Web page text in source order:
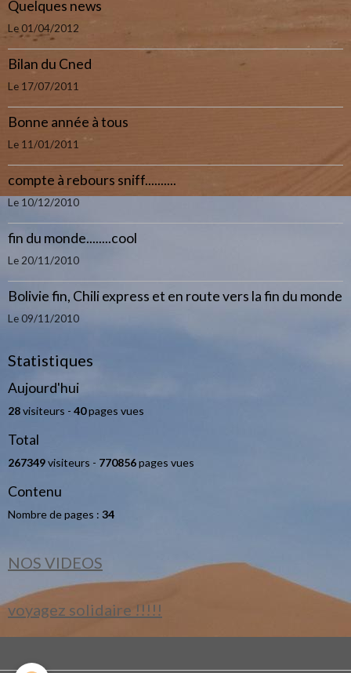
Quelques news
Le 01/04/2012
Bilan du Cned
Le 17/07/2011
Bonne année à tous
Le 11/01/2011
compte à rebours sniff..........
Le 10/12/2010
fin du monde........cool
Le 20/11/2010
Bolivie fin, Chili express et en route vers la fin du monde
Le 09/11/2010
Statistiques
Aujourd'hui
28visiteurs - 40pages vues
Total
267349visiteurs - 770856pages vues
Contenu
Nombre de pages : 34
NOS VIDEOS
voyagez solidaire !!!!!